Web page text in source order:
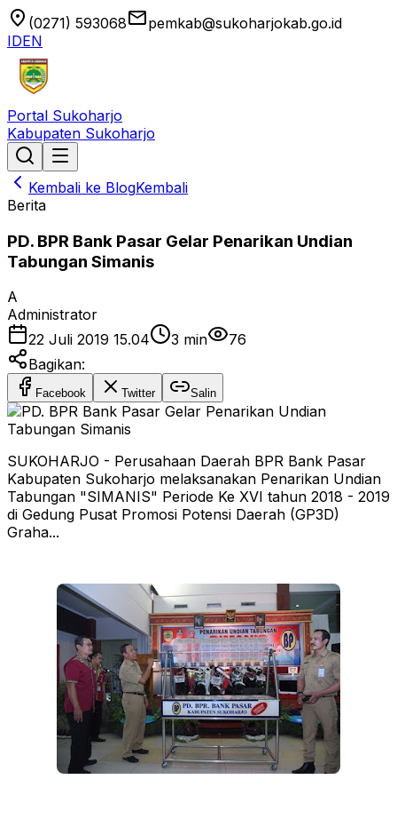
location_on (0271) 593068emailpemkab@sukoharjokab.go.id
IDEN
Portal Sukoharjo
Kabupaten Sukoharjo
Kembali ke BlogKembali
Berita
PD. BPR Bank Pasar Gelar Penarikan Undian
Tabungan Simanis
A
Administrator
22 Juli 2019 15.04
3 min
76
Bagikan:
Facebook Twitter Salin
SUKOHARJO - Perusahaan Daerah BPR Bank Pasar
Kabupaten Sukoharjo melaksanakan Penarikan Undian
Tabungan "SIMANIS" Periode Ke XVI tahun 2018 - 2019
di Gedung Pusat Promosi Potensi Daerah (GP3D)
Graha...